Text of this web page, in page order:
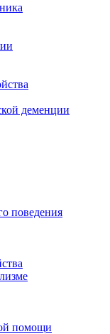
деменции
поведения
помощи